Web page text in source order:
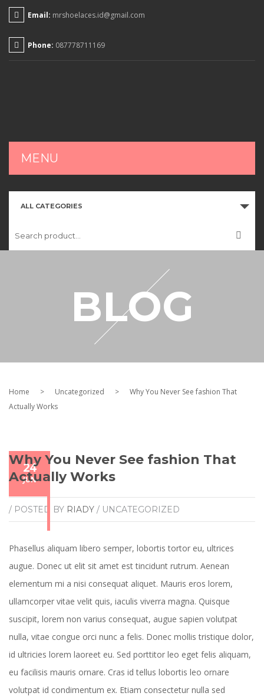
Email: mrshoelaces.id@gmail.com
Phone: 087778711169
MENU
HOME
CART
MY ACCOUNT
ALL CATEGORIES
BLOG
Home > Uncategorized >
Why You Never See fashion That
Actually Works
24
JUN
Why You Never See fashion That
Actually Works
/ POSTED BY RIADY / UNCATEGORIZED
Phasellus aliquam libero semper, lobortis tortor eu, ultrices
augue. Donec ut elit sit amet est tincidunt rutrum. Aenean
elementum mi a nisi consequat aliquet. Mauris eros lorem,
ullamcorper vitae velit quis, iaculis viverra magna. Quisque
suscipit, lorem non varius consequat, augue sapien volutpat
nulla, vitae congue orci nunc a felis. Donec mollis tristique dolor,
id ultricies lorem laoreet eu. Sed porttitor leo eget felis aliquam,
eu facilisis mauris ornare. Cras id tellus lobortis leo ornare
volutpat id condimentum ex. Etiam consectetur nulla sed